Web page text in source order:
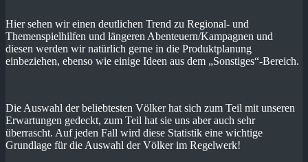
Hier sehen wir einen deutlichen Trend zu Regional- und
Themenspielhilfen und längeren Abenteuern/Kampagnen und
diesen werden wir natürlich gerne in die Produktplanung
einbeziehen, ebenso wie einige Ideen aus dem „Sonstiges“-Bereich.
Die Auswahl der beliebtesten Völker hat sich zum Teil mit unseren
Erwartungen gedeckt, zum Teil hat sie uns aber auch sehr
überrascht. Auf jeden Fall wird diese Statistik eine wichtige
Grundlage für die Auswahl der Völker im Regelwerk!